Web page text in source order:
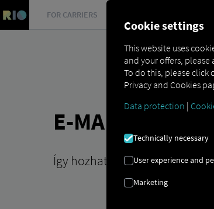
FOR CARRIERS
E-MAIL DOMAIN
Így hozhatod létre gyorsan és
Cookie settings
This website uses
and your offers, please
To do this, please click
Privacy and Cookies
Data protection |
Technically necessary
User experience and
Marketing